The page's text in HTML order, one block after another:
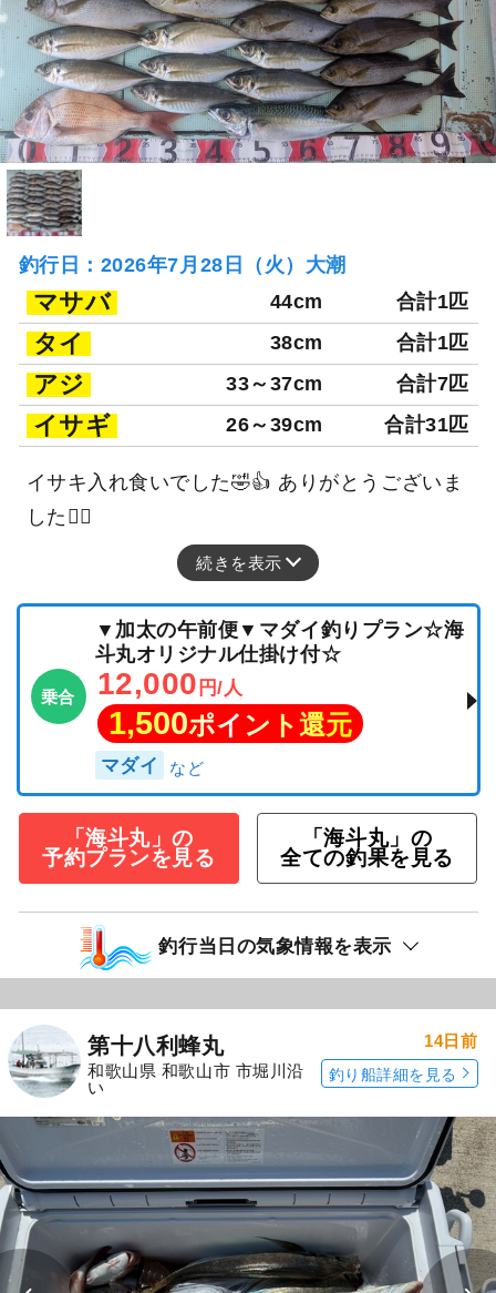
釣行日：2026年7月28日（火）大潮
マサバ 44cm 合計1匹
タイ 38cm 合計1匹
アジ 33～37cm 合計7匹
イサギ 26～39cm 合計31匹
イサキ入れ食いでした🤣👍 ありがとうございま
した🙂‍↕️
続きを表示
乗合
▼加太の午前便▼マダイ釣りプラン☆海
斗丸オリジナル仕掛け付☆
12,000 円/人
1,500ポイント還元
マダイ
「海斗丸」の
予約プランを見る
「海斗丸」の
全ての釣果を見る
釣行当日の気象情報を表示
第十八利蜂丸
和歌山県 和歌山市 市堀川沿
い
14日前
釣り船詳細を見る